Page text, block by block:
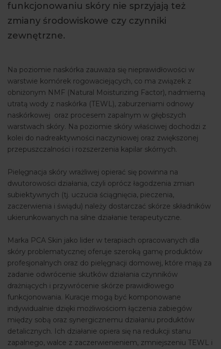
funkcjonowaniu skóry nie sprzyjają też
zmiany środowiskowe czy czynniki
zewnętrzne.
Na poziomie naskórka zauważa się nieprawidłowości w
warstwie komórek rogowaciejących, co ma związek z
obniżonym NMF (Natural Moisturizing Factor), nadmierną
utratą wody z naskórka (TEWL), zaburzeniami odnowy
naskórkowej oraz procesem zapalnym w głębszych
warstwach skóry. Na poziomie skóry właściwej dochodzi z
kolei do nadreaktywności naczyniowej oraz zwiększonej
przepuszczalności i rozszerzenia kapilar skórnych.
Pielęgnacja skóry wrażliwej opierać się powinna na
dwutorowości działania, czyli oprócz łagodzenia zmian
subiektywnych (tj. uczucia ściągnięcia, pieczenia,
zaczerwienia i świądu) należy dostarczać skórze składników
ukierunkowanych na silne działanie terapeutyczne.
Marka PCA Skin jako lider w terapiach opracowanych dla
skóry problematycznej oferuje szeroką gamę produktów
profesjonalnych oraz do pielęgnacji domowej, które mają za
zadanie odwrócenie skutków działania czynników
drażniących i przywrócenie skórze prawidłowego
funkcjonowania. Kuracje mogą być komponowane
indywidualnie dzięki możliwościom łączenia zabiegów
między sobą oraz synergicznemu działaniu produktów
detalicznych. Ich działanie opiera się na redukcji stanu
zapalnego, walce z zaczerwienieniem, zmniejszeniu TEWL i